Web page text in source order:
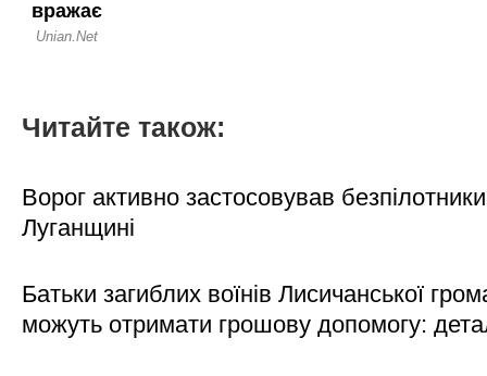
Читайте також:
Ворог активно застосовував
Луганщині
Батьки загиблих воїнів Лисичанської
можуть отримати грошову допомогу: